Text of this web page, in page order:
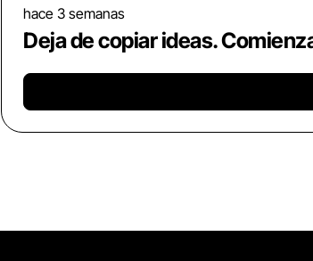
hace 3 semanas
Deja de copiar ideas.